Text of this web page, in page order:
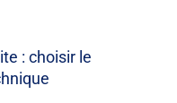
: choisir le